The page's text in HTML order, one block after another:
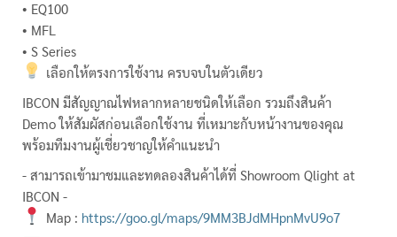
• EQ100
• MFL
• S Series
เลือกให้ตรงการใช้งาน ครบจบในตัวเดียว
IBCON มีสัญญาณไฟหลากหลายชนิดให้เลือก รวมถึงสินค้า
Demo ให้สัมผัสก่อนเลือกใช้งาน ที่เหมาะกับหน้างานของคุณ
พร้อมทีมงานผู้เชี่ยวชาญให้คำแนะนำ
- สามารถเข้ามาชมและทดลองสินค้าได้ที่ Showroom Qlight at
IBCON -
Map : https://goo.gl/maps/9MM3BJdMHpnMvU9o7